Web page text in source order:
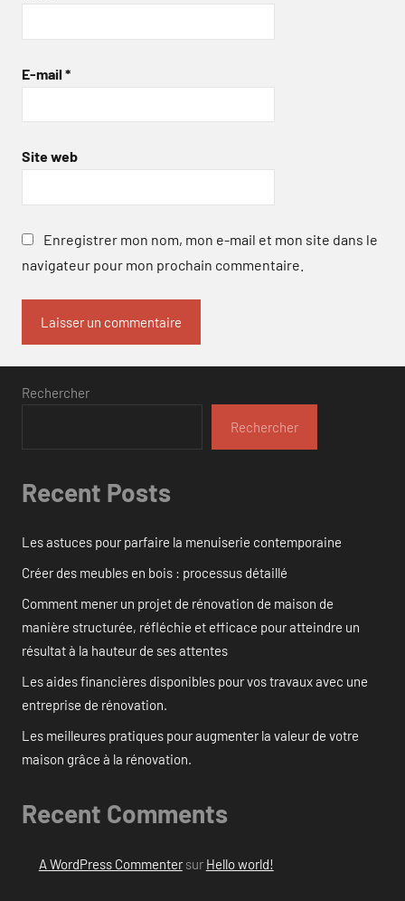
E-mail *
Site web
Enregistrer mon nom, mon e-mail et mon site dans le
navigateur pour mon prochain commentaire.
Rechercher
Rechercher
Recent Posts
Les astuces pour parfaire la menuiserie contemporaine
Créer des meubles en bois : processus détaillé
Comment mener un projet de rénovation de maison de
manière structurée, réfléchie et efficace pour atteindre un
résultat à la hauteur de ses attentes
Les aides financières disponibles pour vos travaux avec une
entreprise de rénovation.
Les meilleures pratiques pour augmenter la valeur de votre
maison grâce à la rénovation.
Recent Comments
A WordPress Commentersur Hello world!